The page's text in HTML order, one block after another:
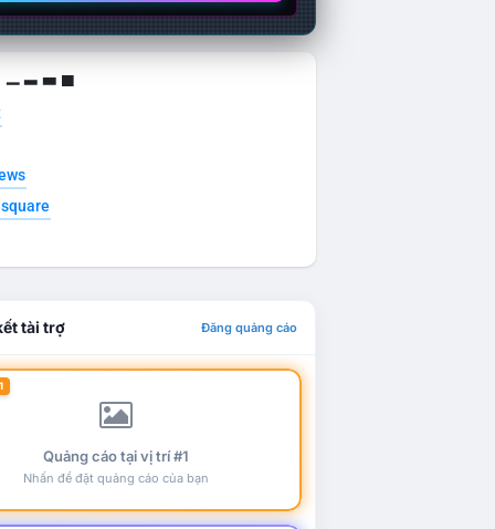
▁ ▂ ▃ ▄
tài trợ Đăng quảng cáo
Quảng cáo tại vị trí #1
Nhấn để đặt quảng cáo của bạn